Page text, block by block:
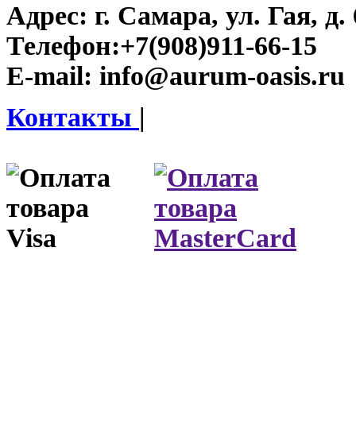
Адрес: г. Самара, ул. Гая, д.
Телефон:+7(908)911-66-15
E-mail: info@aurum-oasis.ru
Контакты |